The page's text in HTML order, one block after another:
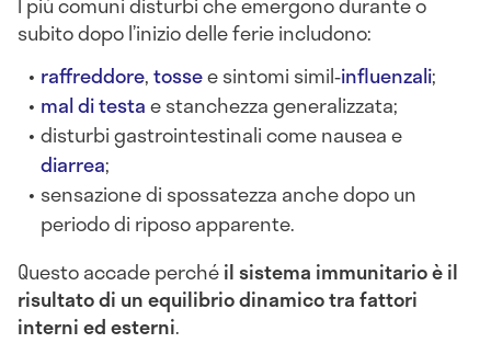
subito dopo l’inizio delle ferie includono:
raffreddore,tossee sintomi simil‑influenzali;
mal di testae stanchezza generalizzata;
disturbi gastrointestinali come nausea e
diarrea;
sensazione di spossatezza anche dopo un
periodo di riposo apparente.
Questo accade perchéil sistema immunitario è il
risultato di un equilibrio dinamico tra fattori
interni ed esterni.